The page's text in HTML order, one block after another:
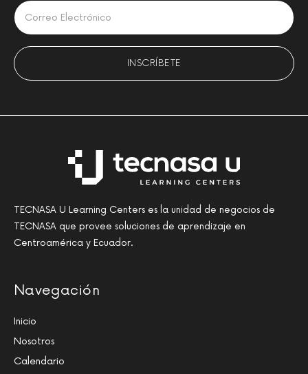
Please leave this field empty.
TECNASA U Learning Centers es la unidad de negocios de
TECNASA que provee soluciones de aprendizaje en
Centroamérica y Ecuador.
Navegación
Inicio
Nosotros
Calendario